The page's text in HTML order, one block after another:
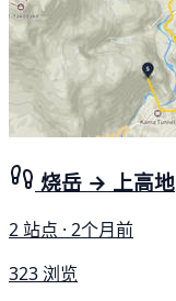
烧岳 → 上高地
2 站点 · 2个月前
323 浏览